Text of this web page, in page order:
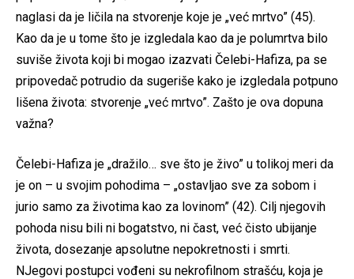
naglasi da je ličila na stvorenje koje je „već mrtvo” (45).
Kao da je u tome što je izgledala kao da je polumrtva bilo
suviše života koji bi mogao izazvati Čelebi-Hafiza, pa se
pripovedač potrudio da sugeriše kako je izgledala potpuno
lišena života: stvorenje „već mrtvo”. Zašto je ova dopuna
važna?
Čelebi-Hafiza je „dražilo… sve što je živo” u tolikoj meri da
je on – u svojim pohodima – „ostavljao sve za sobom i
jurio samo za životima kao za lovinom” (42). Cilj njegovih
pohoda nisu bili ni bogatstvo, ni čast, već čisto ubijanje
života, dosezanje apsolutne nepokretnosti i smrti.
NJegovi postupci vođeni su nekrofilnom strašću, koja je